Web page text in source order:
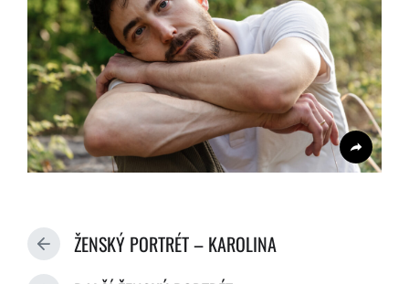
P
R
ŽENSKÝ PORTRÉT – KAROLINA